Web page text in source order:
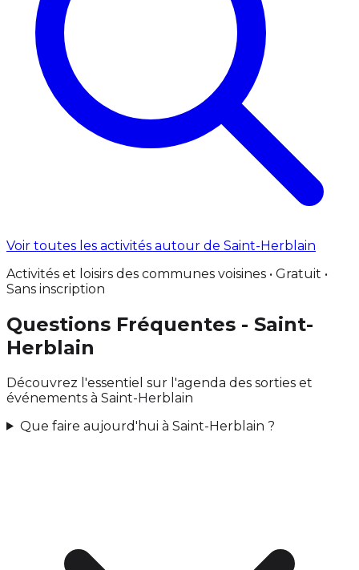
Voir toutes les activités autour de Saint-Herblain
Activités et loisirs des communes voisines • Gratuit •
Sans inscription
Questions Fréquentes - Saint-
Herblain
Découvrez l'essentiel sur l'agenda des sorties et
événements à Saint-Herblain
Que faire aujourd'hui à Saint-Herblain ?